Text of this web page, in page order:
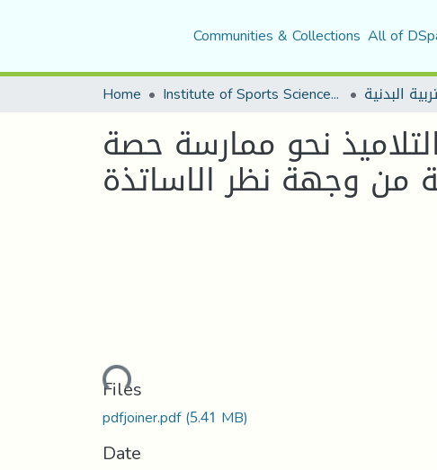
Communities & Collections All of
Home Institute of Sports Sciences and Techniques البدنية
نحو ممارسة حصة
من وجهة نظر الاساتذة
Loading...
Files
pdfjoiner.pdf(5.41 MB)
Date